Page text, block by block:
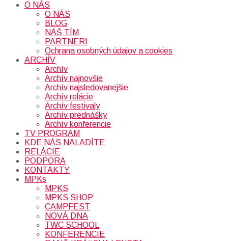
O NÁS
O NÁS
BLOG
NÁŠ TÍM
PARTNERI
Ochrana osobných údajov a cookies
ARCHÍV
Archív
Archív najnovšie
Archív najsledovanejšie
Archív relácie
Archív festivaly
Archív prednášky
Archív konferencie
TV PROGRAM
KDE NÁS NALADÍTE
RELÁCIE
PODPORA
KONTAKTY
MPKs
MPKS
MPKS SHOP
CAMPFEST
NOVÁ DNA
TWC SCHOOL
KONFERENCIE